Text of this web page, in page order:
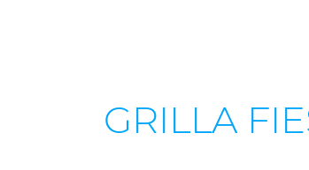
GRILLA